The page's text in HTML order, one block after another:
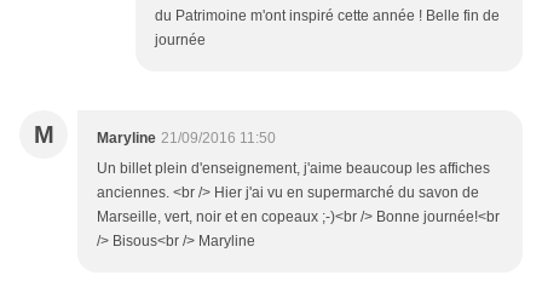
du Patrimoine m'ont inspiré cette année ! Belle fin de
journée
M Maryline 21/09/2016 11:50
Un billet plein d'enseignement, j'aime beaucoup les affiches
anciennes. <br /> Hier j'ai vu en supermarché du savon de
Marseille, vert, noir et en copeaux ;-)<br /> Bonne journée!<br
/> Bisous<br /> Maryline